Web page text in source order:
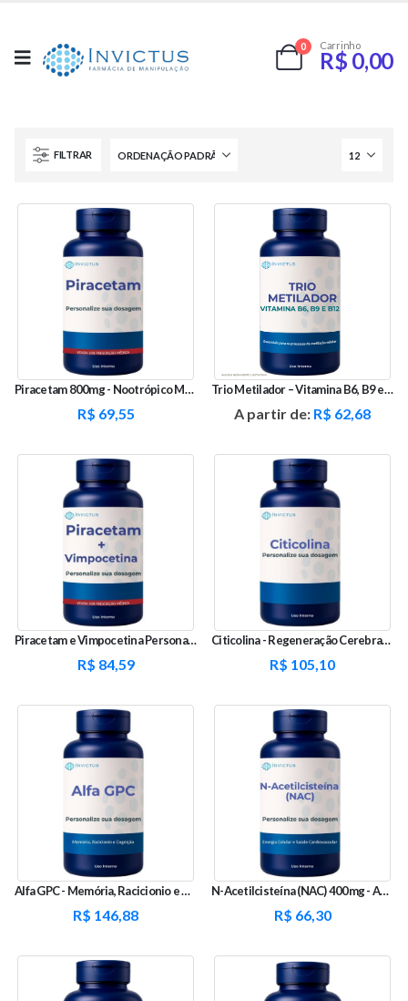
0 Carrinho
R$ 0,00
FILTRAR
Piracetam 800mg - Nootrópico Memória e Cognição
R$ 69,55
Trio Metilador – Vitamina B6, B9 e B12
A partir de: R$ 62,68
Piracetam e Vimpocetina Personalizada - Memória e Foco
R$ 84,59
Citicolina - Regeneração Cerebral e Cognição
R$ 105,10
Alfa GPC - Memória, Racicionio e Cognição
R$ 146,88
N-Acetilcisteína (NAC) 400mg - Antioxidante e Detox
R$ 66,30